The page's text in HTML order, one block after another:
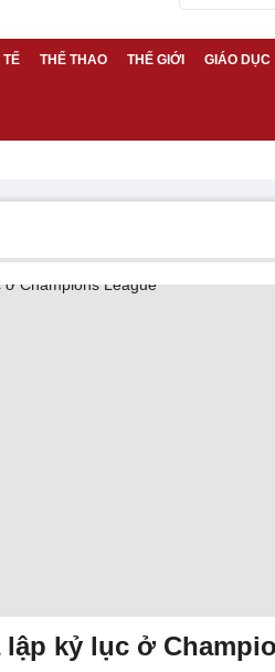
TẾ THỂ THAO THẾ GIỚI GIÁO DỤC
lập kỷ lục ở